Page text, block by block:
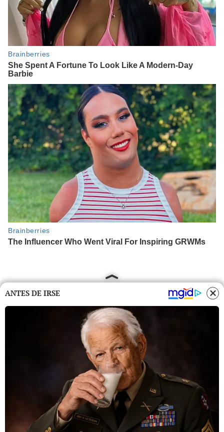
ANTES DE IRSE